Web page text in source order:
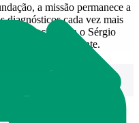
a missão permanece a
diagnósticos cada vez mais
excelência, para o Sérgio
permanente.